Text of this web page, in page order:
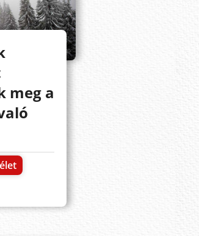
meg a